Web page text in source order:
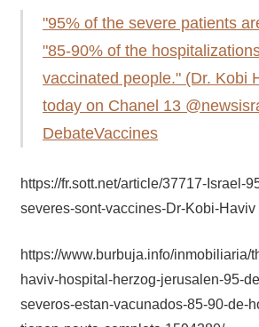
"95% of the severe patients
"85-90% of the
vaccinated people." (Dr. Kobi
today on Chanel 13
DebateVaccines
https://fr.sott.net/article/37717-Israel-
severes-sont-vaccines-Dr-Kobi-Haviv
https://www.burbuja.info/inmobiliaria/
haviv-hospital-herzog-jerusalen-95-
severos-estan-vacunados-85-90-de-